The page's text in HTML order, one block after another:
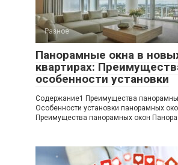
Разное
Панорамные окна в
квартирах:
особенности установки
Содержание1 Преимущества
Особенности установки панорамных
Преимущества панорамных окон